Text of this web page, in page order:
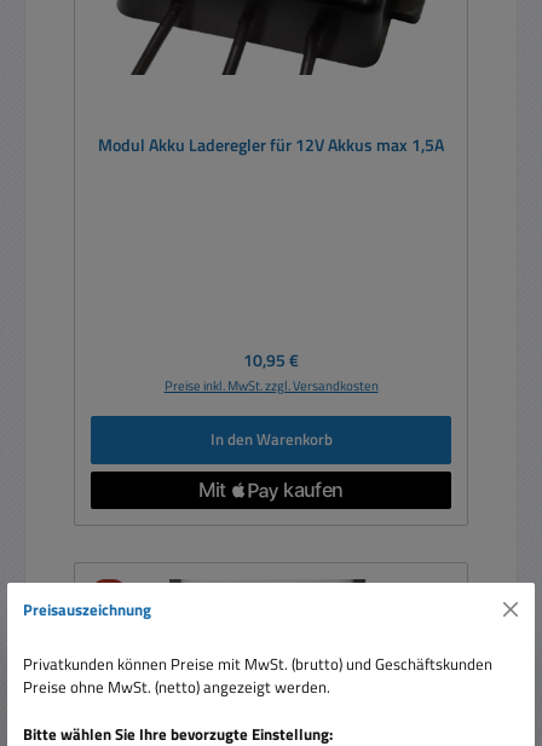
Modul Akku Laderegler für 12V Akkus max 1,5A
Regulärer Preis:
10,95 €
Preise inkl. MwSt. zzgl. Versandkosten
In den Warenkorb
Preisauszeichnung
Privatkunden können Preise mit MwSt. (brutto) und Geschäftskunden
Preise ohne MwSt. (netto) angezeigt werden.
Bitte wählen Sie Ihre bevorzugte Einstellung: